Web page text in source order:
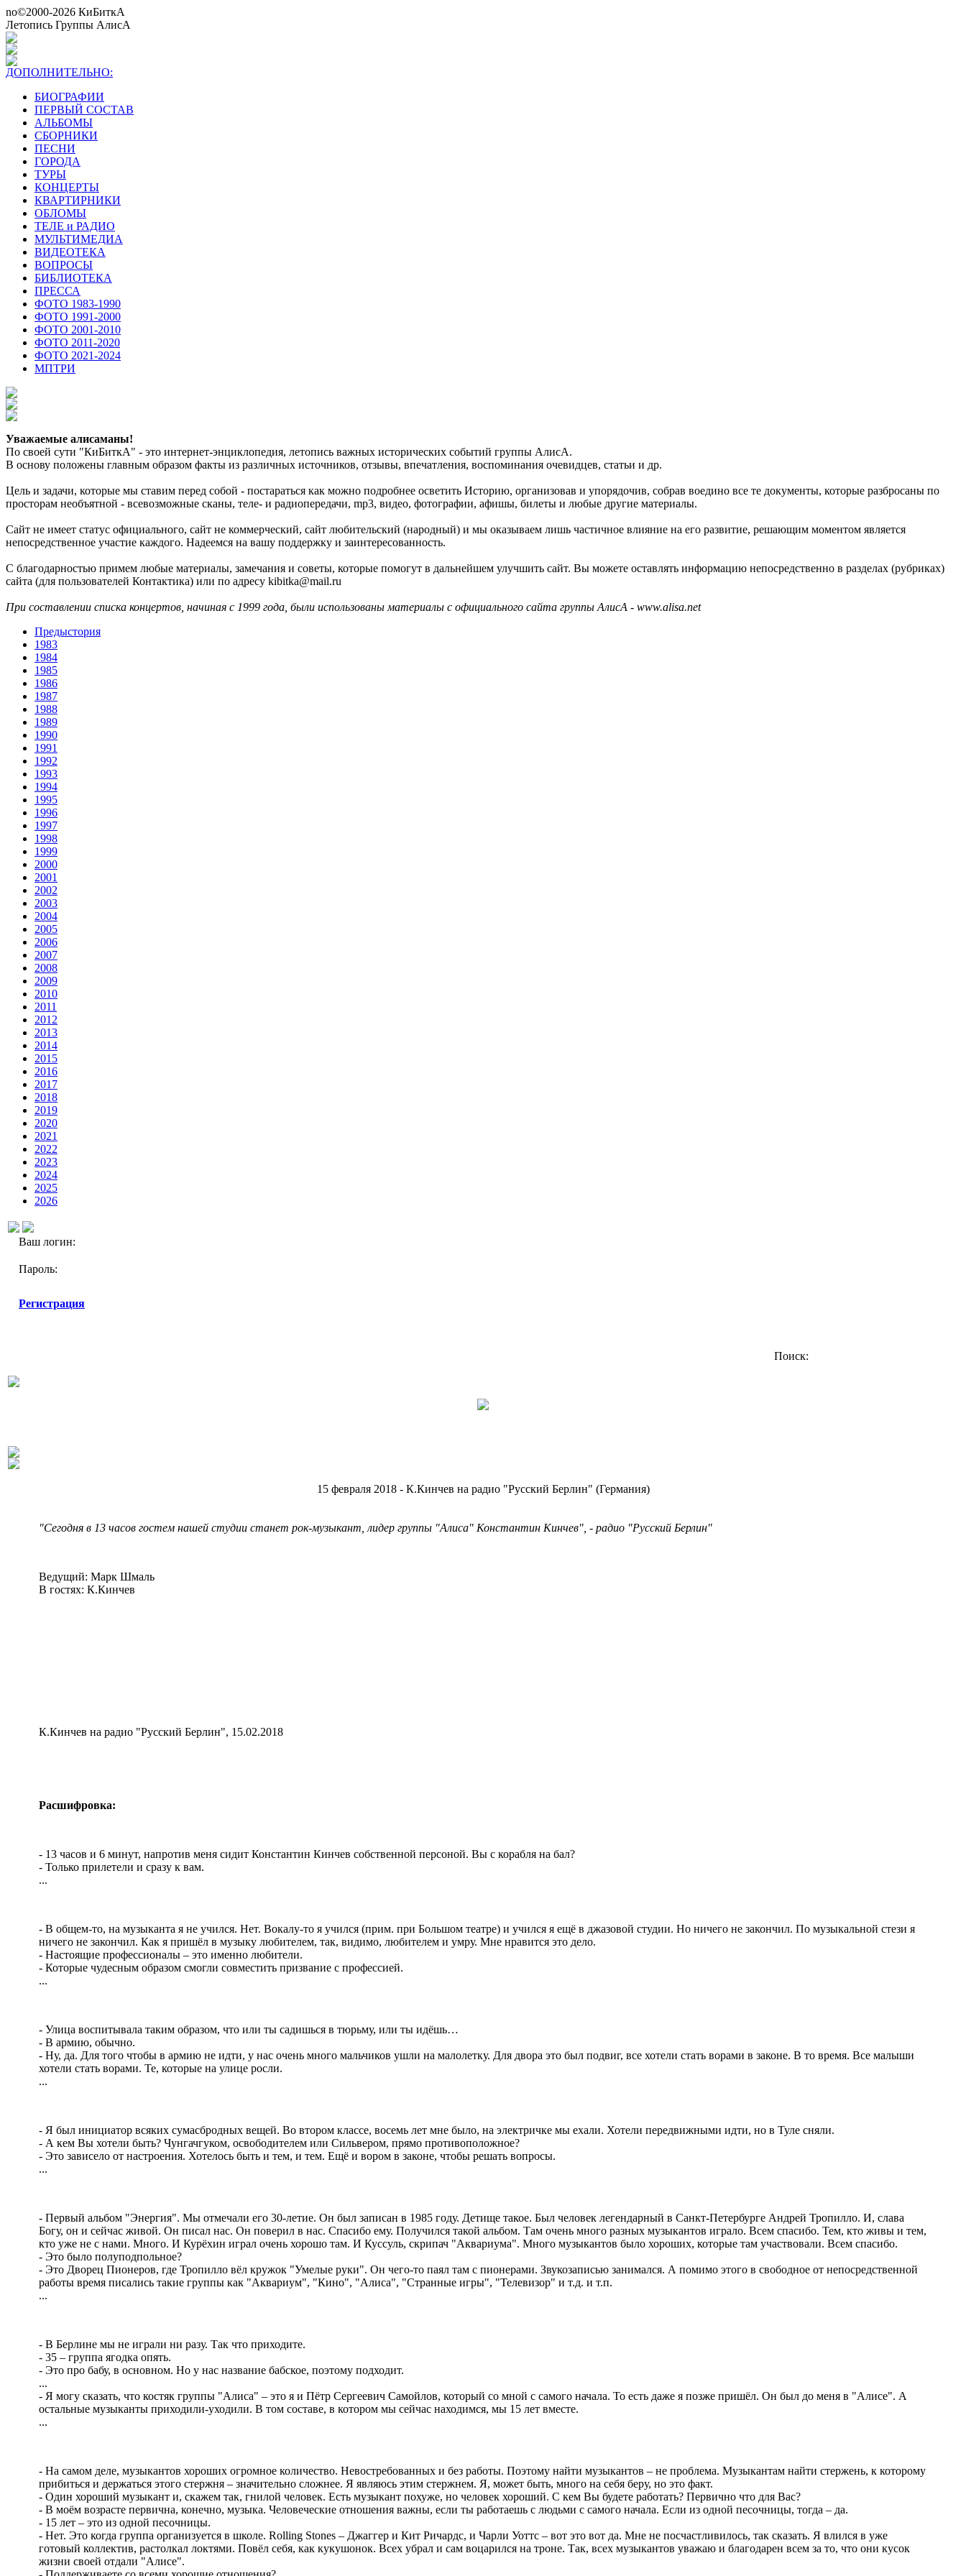
no©2000-2026 КиБиткА
Летопись Группы АлисА
ДОПОЛНИТЕЛЬНО:
БИОГРАФИИ
ПЕРВЫЙ СОСТАВ
АЛЬБОМЫ
СБОРНИКИ
ПЕСНИ
ГОРОДА
ТУРЫ
КОНЦЕРТЫ
КВАРТИРНИКИ
ОБЛОМЫ
ТЕЛЕ и РАДИО
МУЛЬТИМЕДИА
ВИДЕОТЕКА
ВОПРОСЫ
БИБЛИОТЕКА
ПРЕССА
ФОТО 1983-1990
ФОТО 1991-2000
ФОТО 2001-2010
ФОТО 2011-2020
ФОТО 2021-2024
МПТРИ
Уважаемые алисаманы!
По своей сути "КиБиткА" - это интернет-энциклопедия, летопись важных исторических событий группы АлисА.
В основу положены главным образом факты из различных источников, отзывы, впечатления, воспоминания очевидцев, статьи и др.
Цель и задачи, которые мы ставим перед собой - постараться как можно подробнее осветить Историю, организовав и упорядочив, собрав воедино все те документы, которые разбросаны по
просторам необъятной - всевозможные сканы, теле- и радиопередачи, mp3, видео, фотографии, афишы, билеты и любые другие материалы.
Сайт не имеет статус официального, сайт не коммерческий, сайт любительский (народный) и мы оказываем лишь частичное влияние на его развитие, решающим моментом является
непосредственное участие каждого. Надеемся на вашу поддержку и заинтересованность.
С благодарностью примем любые материалы, замечания и советы, которые помогут в дальнейшем улучшить сайт. Вы можете оставлять информацию непосредственно в разделах (рубриках)
сайта (для пользователей Контактика) или по адресу kibitka@mail.ru
При составлении списка концертов, начиная с 1999 года, были использованы материалы с официального сайта группы АлисА - www.alisa.net
Предыстория
1983
1984
1985
1986
1987
1988
1989
1990
1991
1992
1993
1994
1995
1996
1997
1998
1999
2000
2001
2002
2003
2004
2005
2006
2007
2008
2009
2010
2011
2012
2013
2014
2015
2016
2017
2018
2019
2020
2021
2022
2023
2024
2025
2026
Ваш логин:
Пароль:
Регистрация
Поиск:
15 февраля 2018 - К.Кинчев на радио "Русский Берлин" (Германия)
"Сегодня в 13 часов гостем нашей студии станет рок-музыкант, лидер группы "Алиса" Константин Кинчев", - радио "Русский Берлин"
Ведущий: Марк Шмаль
В гостях: К.Кинчев
К.Кинчев на радио "Русский Берлин", 15.02.2018
Расшифровка:
- 13 часов и 6 минут, напротив меня сидит Константин Кинчев собственной персоной. Вы с корабля на бал?
- Только прилетели и сразу к вам.
...
- В общем-то, на музыканта я не учился. Нет. Вокалу-то я учился (прим. при Большом театре) и учился я ещё в джазовой студии. Но ничего не закончил. По музыкальной стези я
ничего не закончил. Как я пришёл в музыку любителем, так, видимо, любителем и умру. Мне нравится это дело.
- Настоящие профессионалы – это именно любители.
- Которые чудесным образом смогли совместить призвание с профессией.
...
- Улица воспитывала таким образом, что или ты садишься в тюрьму, или ты идёшь…
- В армию, обычно.
- Ну, да. Для того чтобы в армию не идти, у нас очень много мальчиков ушли на малолетку. Для двора это был подвиг, все хотели стать ворами в законе. В то время. Все малыши
хотели стать ворами. Те, которые на улице росли.
...
- Я был инициатор всяких сумасбродных вещей. Во втором классе, восемь лет мне было, на электричке мы ехали. Хотели передвижными идти, но в Туле сняли.
- А кем Вы хотели быть? Чунгачгуком, освободителем или Сильвером, прямо противоположное?
- Это зависело от настроения. Хотелось быть и тем, и тем. Ещё и вором в законе, чтобы решать вопросы.
...
- Первый альбом "Энергия". Мы отмечали его 30-летие. Он был записан в 1985 году. Детище такое. Был человек легендарный в Санкт-Петербурге Андрей Тропилло. И, слава
Богу, он и сейчас живой. Он писал нас. Он поверил в нас. Спасибо ему. Получился такой альбом. Там очень много разных музыкантов играло. Всем спасибо. Тем, кто живы и тем,
кто уже не с нами. Много. И Курёхин играл очень хорошо там. И Куссуль, скрипач "Аквариума". Много музыкантов было хороших, которые там участвовали. Всем спасибо.
- Это было полуподпольное?
- Это Дворец Пионеров, где Тропилло вёл кружок "Умелые руки". Он чего-то паял там с пионерами. Звукозаписью занимался. А помимо этого в свободное от непосредственной
работы время писались такие группы как "Аквариум", "Кино", "Алиса", "Странные игры", "Телевизор" и т.д. и т.п.
...
- В Берлине мы не играли ни разу. Так что приходите.
- 35 – группа ягодка опять.
- Это про бабу, в основном. Но у нас название бабское, поэтому подходит.
...
- Я могу сказать, что костяк группы "Алиса" – это я и Пётр Сергеевич Самойлов, который со мной с самого начала. То есть даже я позже пришёл. Он был до меня в "Алисе". А
остальные музыканты приходили-уходили. В том составе, в котором мы сейчас находимся, мы 15 лет вместе.
...
- На самом деле, музыкантов хороших огромное количество. Невостребованных и без работы. Поэтому найти музыкантов – не проблема. Музыкантам найти стержень, к которому
прибиться и держаться этого стержня – значительно сложнее. Я являюсь этим стержнем. Я, может быть, много на себя беру, но это факт.
- Один хороший музыкант и, скажем так, гнилой человек. Есть музыкант похуже, но человек хороший. С кем Вы будете работать? Первично что для Вас?
- В моём возрасте первична, конечно, музыка. Человеческие отношения важны, если ты работаешь с людьми с самого начала. Если из одной песочницы, тогда – да.
- 15 лет – это из одной песочницы.
- Нет. Это когда группа организуется в школе. Rolling Stones – Джаггер и Кит Ричардс, и Чарли Уоттс – вот это вот да. Мне не посчастливилось, так сказать. Я влился в уже
готовый коллектив, растолкал локтями. Повёл себя, как кукушонок. Всех убрал и сам воцарился на троне. Так, всех музыкантов уважаю и благодарен всем за то, что они кусок
жизни своей отдали "Алисе".